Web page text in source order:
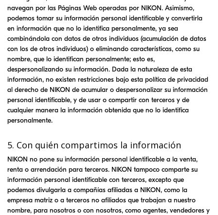
navegan por las Páginas Web operadas por NIKON. Asimismo,
podemos tomar su información personal identificable y convertirla
en información que no lo identifica personalmente, ya sea
combinándola con datos de otros individuos (acumulación de datos
con los de otros individuos) o eliminando características, como su
nombre, que lo identifican personalmente; esto es,
despersonalizando su información. Dada la naturaleza de esta
información, no existen restricciones bajo esta política de privacidad
al derecho de NIKON de acumular o despersonalizar su información
personal identificable, y de usar o compartir con terceros y de
cualquier manera la información obtenida que no lo identifica
personalmente.
5. Con quién compartimos la información
NIKON no pone su información personal identificable a la venta,
renta o arrendación para terceros. NIKON tampoco comparte su
información personal identificable con terceros, excepto que
podemos divulgarla a compañías afiliadas a NIKON, como la
empresa matriz o a terceros no afiliados que trabajan a nuestro
nombre, para nosotros o con nosotros, como agentes, vendedores y